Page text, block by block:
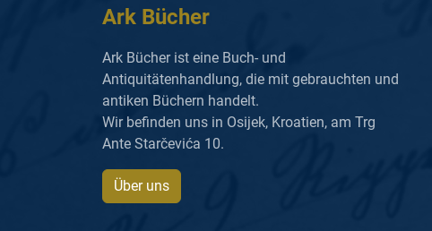
Ark Bücher
Ark Bücher ist eine Buch- und
Antiquitätenhandlung, die mit gebrauchten und
antiken Büchern handelt.
Wir befinden uns in Osijek, Kroatien, am Trg
Ante Starčevića 10.
Über uns